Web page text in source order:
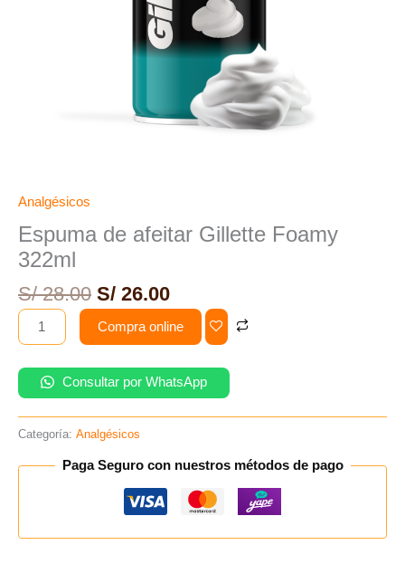
Analgésicos
Espuma de afeitar Gillette Foamy
322ml
S/28.00 S/ 26.00
Compra online
Consultar por WhatsApp
Categoría: Analgésicos
Paga Seguro con nuestros métodos de pago